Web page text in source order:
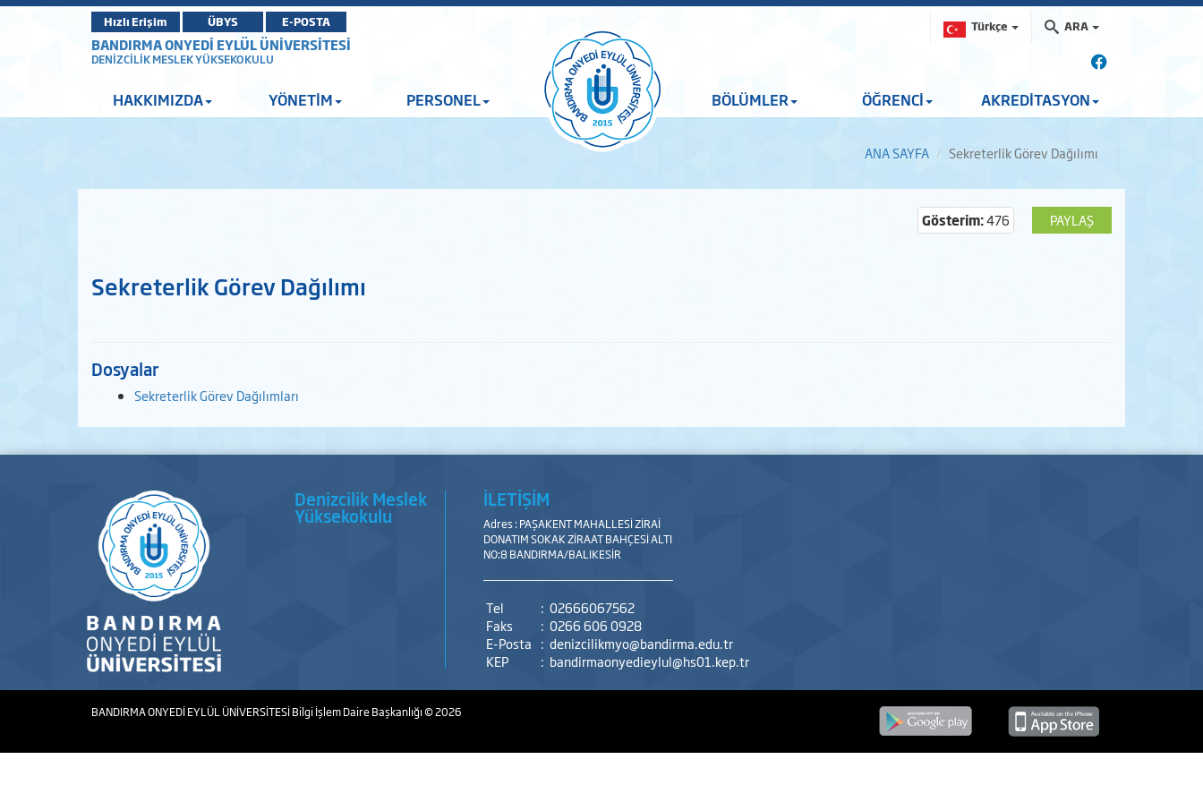
Hızlı Erişim ÜBYS E-POSTA Türkçe ARA
BANDIRMA ONYEDİ EYLÜL ÜNİVERSİTESİ
DENİZCİLİK MESLEK YÜKSEKOKULU
HAKKIMIZDA YÖNETİM PERSONEL BÖLÜMLER ÖĞRENCİ AKREDİTASYON
ANA SAYFA Sekreterlik Görev Dağılımı
PAYLAŞ
Gösterim:476
Sekreterlik Görev Dağılımı
Dosyalar
Sekreterlik Görev Dağılımları
Denizcilik Meslek
Yüksekokulu
İLETİŞİM
Adres : PAŞAKENT MAHALLESİ ZİRAİ
DONATIM SOKAK ZİRAAT BAHÇESİ ALTI
NO:8 BANDIRMA/BALIKESİR
Tel : 02666067562
Faks
: 0266 606 0928
E-Posta : denizcilikmyo@bandirma.edu.tr
KEP
: bandirmaonyedieylul@hs01.kep.tr
BANDIRMA ONYEDİ EYLÜL ÜNİVERSİTESİBilgi İşlem Daire Başkanlığı© 2026